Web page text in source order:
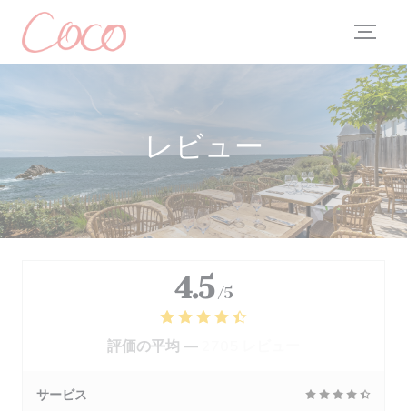
クッキー利用の管理について
レビュー
4.5 /5
評価の平均 —
サービス